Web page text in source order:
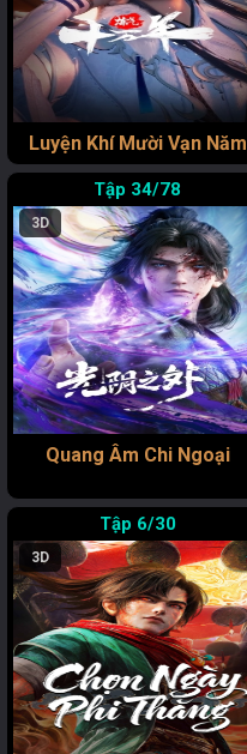
Luyện Khí Mười Vạn Năm
34/78
3D
Quang Âm Chi Ngoại
6/30
3D